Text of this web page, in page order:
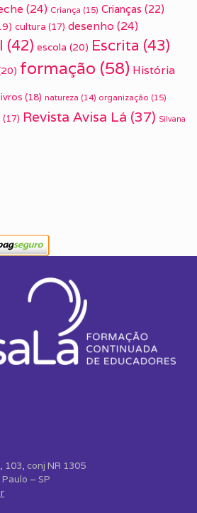
(24) Criança (15) Crianças (22)
cultura (17) desenho (24)
(42) escola (20) Escrita (43)
formação (58) História
(18) natureza (14) organização (15)
(17) Revista Avisa Lá (37) Silvana
103, conj NR 1305
– SP